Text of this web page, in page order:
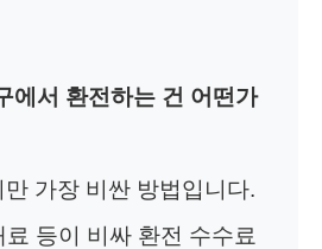
에서 환전하는 건 어떤가
가장 비싼 방법입니다.
등이 비싸 환전 수수료